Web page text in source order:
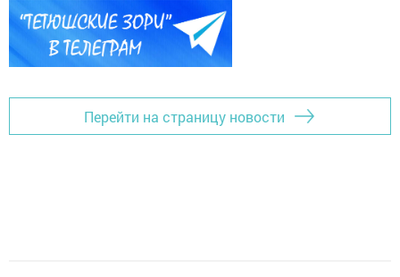
Перейти на страницу новости